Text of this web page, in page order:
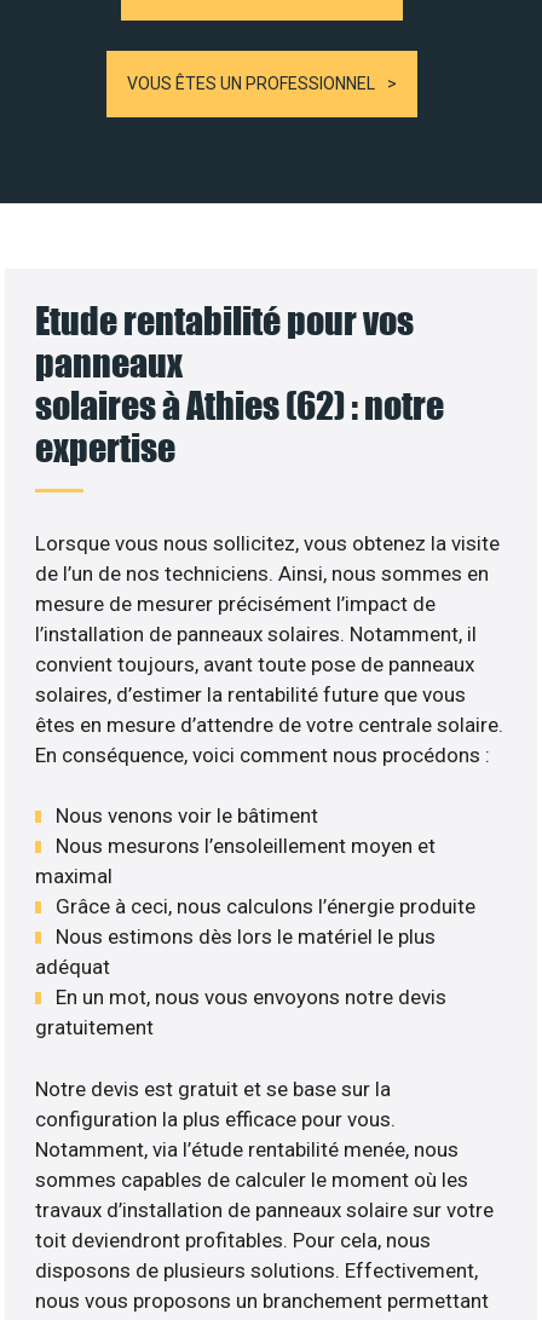
VOUS ÊTES UN PROFESSIONNEL
Etude rentabilité pour vos
panneaux
solaires à Athies (62) : notre
expertise
Lorsque vous nous sollicitez, vous obtenez la visite
de l’un de nos techniciens. Ainsi, nous sommes en
mesure de mesurer précisément l’impact de
l’installation de panneaux solaires. Notamment, il
convient toujours, avant toute pose de panneaux
solaires, d’estimer la rentabilité future que vous
êtes en mesure d’attendre de votre centrale solaire.
En conséquence, voici comment nous procédons :
Nous venons voir le bâtiment
Nous mesurons l’ensoleillement moyen et
maximal
Grâce à ceci, nous calculons l’énergie produite
Nous estimons dès lors le matériel le plus
adéquat
En un mot, nous vous envoyons notre devis
gratuitement
Notre devis est gratuit et se base sur la
configuration la plus efficace pour vous.
Notamment, via l’étude rentabilité menée, nous
sommes capables de calculer le moment où les
travaux d’installation de panneaux solaire sur votre
toit deviendront profitables. Pour cela, nous
disposons de plusieurs solutions. Effectivement,
nous vous proposons un branchement permettant